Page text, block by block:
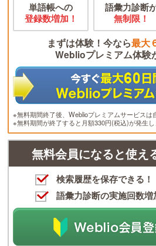
単語帳への
登録数増加！
語彙力診断
無制限！
まずは体験！今なら最大
Weblioプレミアム体験
※無料期間終了後、Weblioプレミアムサービスは
※無料期間が終了すると月額330円(税込)が発生し
無料会員になると使え
検索履歴を保存できる！
語彙力診断の実施回数増